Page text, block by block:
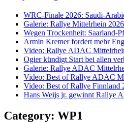
WRC-Finale 2026: Saudi-
Galerie: Rallye Mittelrhein
Wegen Trockenheit: Saarland-
Armin Kremer fordert mehr
Video: Rallye ADAC
Ogier kündigt Start bei allen
Galerie: Rallye ADAC
Video: Best of Rallye ADAC
Video: Best of Rallye Finnland
Hans Weijs jr. gewinnt Rallye
Category: WP1